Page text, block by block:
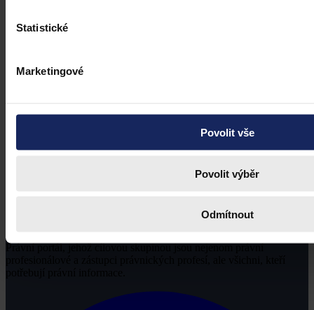
Statistické
Marketingové
Povolit vše
Povolit výběr
Odmítnout